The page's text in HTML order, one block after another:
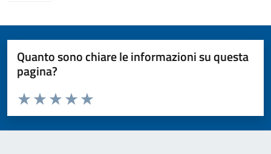
Quanto sono chiare le informazioni su questa
pagina?
Valuta da 1 a 5 stelle la pagina
Valuta 5 stelle su 5
Valuta 4 stelle su 5
Valuta 3 stelle su 5
Valuta 2 stelle su 5
Valuta 1 stelle su 5